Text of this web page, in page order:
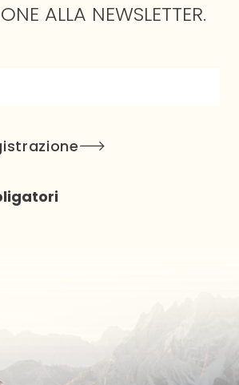
ALLA NEWSLETTER.